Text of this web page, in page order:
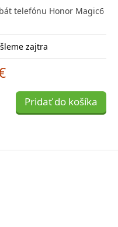
telefónu Honor Magic6
zajtra
Pridať do košíka